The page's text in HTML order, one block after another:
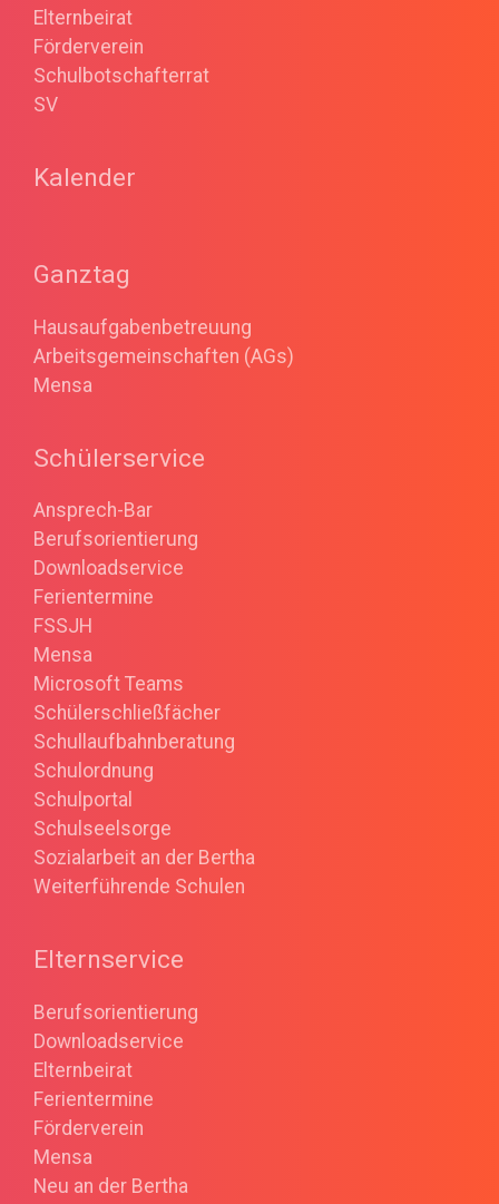
Elternbeirat
Förderverein
Schulbotschafterrat
SV
Kalender
Ganztag
Hausaufgabenbetreuung
Arbeitsgemeinschaften (AGs)
Mensa
Schülerservice
Ansprech-Bar
Berufsorientierung
Downloadservice
Ferientermine
FSSJH
Mensa
Microsoft Teams
Schülerschließfächer
Schullaufbahnberatung
Schulordnung
Schulportal
Schulseelsorge
Sozialarbeit an der Bertha
Weiterführende Schulen
Elternservice
Berufsorientierung
Downloadservice
Elternbeirat
Ferientermine
Förderverein
Mensa
Neu an der Bertha